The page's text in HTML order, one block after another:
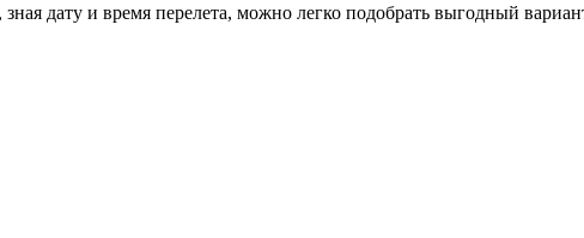
дату и время перелета, можно легко подобрать выгодный